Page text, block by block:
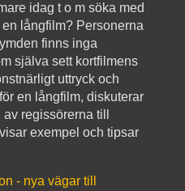
idag t o m söka med
långfilm? Personerna
finns inga
själva sett kortfilmens
uttryck och
en långfilm, diskuterar
regissörerna till
exempel och tipsar
- nya vägar till